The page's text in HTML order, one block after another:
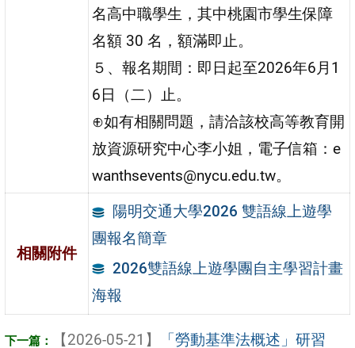
名高中職學生，其中桃園市學生保障
名額 30 名，額滿即止。
５、報名期間：即日起至2026年6月1
6日（二）止。
⊕如有相關問題，請洽該校高等教育開
放資源研究中心李小姐，電子信箱：e
wanthsevents@nycu.edu.tw。
相關附件
陽明交通大學2026 雙語線上遊學
團報名簡章
2026雙語線上遊學團自主學習計畫
海報
【2026-05-21】
「勞動基準法概述」研習